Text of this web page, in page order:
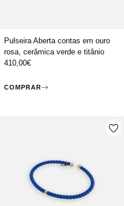
Pulseira Aberta contas em ouro
rosa, cerâmica verde e titânio
410,00€
COMPRAR